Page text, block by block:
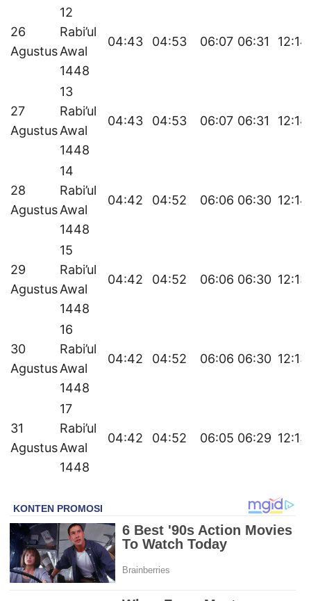
26
Agustus
12
Rabi’ul
Awal
1448
04:43 04:53 06:07 06:31 12:14
27
Agustus
13
Rabi’ul
Awal
1448
04:43 04:53 06:07 06:31 12:14
28
Agustus
14
Rabi’ul
Awal
1448
04:42 04:52 06:06 06:30 12:14
29
Agustus
15
Rabi’ul
Awal
1448
04:42 04:52 06:06 06:30 12:13
30
Agustus
16
Rabi’ul
Awal
1448
04:42 04:52 06:06 06:30 12:13
31
Agustus
17
Rabi’ul
Awal
1448
04:42 04:52 06:05 06:29 12:13